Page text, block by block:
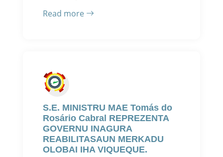
Read more
S.E. MINISTRU MAE Tomás do
Rosário Cabral REPREZENTA
GOVERNU INAGURA
REABILITASAUN MERKADU
OLOBAI IHA VIQUEQUE.